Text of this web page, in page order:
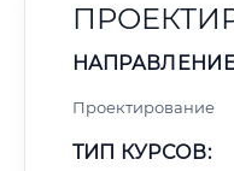
Проектирование
ТИП КУРСОВ: